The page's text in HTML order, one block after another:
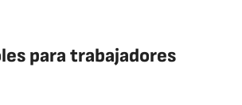
para trabajadores